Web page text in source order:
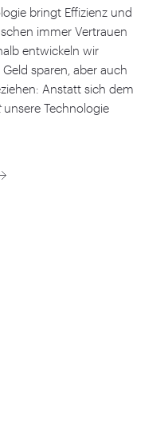
bringt Effizienz und
immer Vertrauen
entwickeln wir
sparen, aber auch
Anstatt sich dem
unsere Technologie